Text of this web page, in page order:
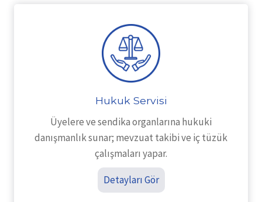
Hukuk Servisi
Üyelere ve sendika organlarına hukuki
danışmanlık sunar; mevzuat takibi ve iç tüzük
çalışmaları yapar.
Detayları Gör